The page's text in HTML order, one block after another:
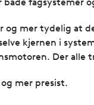
og mer tydelig at
kjernen i
Der alle
mer presist.